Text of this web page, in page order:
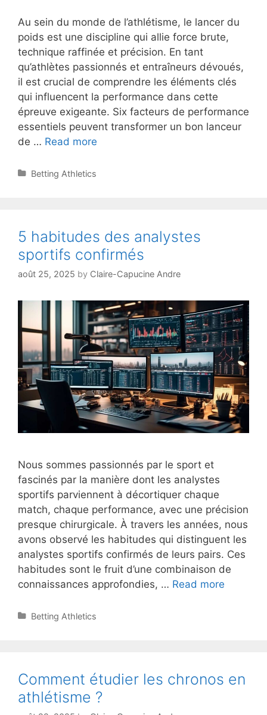
Au sein du monde de l’athlétisme, le lancer du
poids est une discipline qui allie force brute,
technique raffinée et précision. En tant
qu’athlètes passionnés et entraîneurs dévoués,
il est crucial de comprendre les éléments clés
qui influencent la performance dans cette
épreuve exigeante. Six facteurs de performance
essentiels peuvent transformer un bon lanceur
de … Read more
de
performance
Categories
Betting Athletics
5 habitudes des analystes
sportifs confirmés
août 25, 2025 by Claire-Capucine Andre
Nous sommes passionnés par le sport et
fascinés par la manière dont les analystes
sportifs parviennent à décortiquer chaque
match, chaque performance, avec une précision
presque chirurgicale. À travers les années, nous
avons observé les habitudes qui distinguent les
analystes sportifs confirmés de leurs pairs. Ces
habitudes sont le fruit d’une combinaison de
connaissances approfondies, … Read more
Categories
Betting Athletics
Comment étudier les chronos en
athlétisme ?